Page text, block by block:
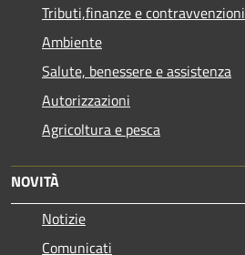
Tributi,finanze e contravvenzioni
Ambiente
Salute, benessere e assistenza
Autorizzazioni
Agricoltura e pesca
NOVITÀ
Notizie
Comunicati